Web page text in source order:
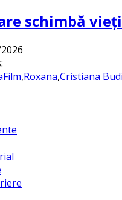
schimbă
,Roxana,Cristiana